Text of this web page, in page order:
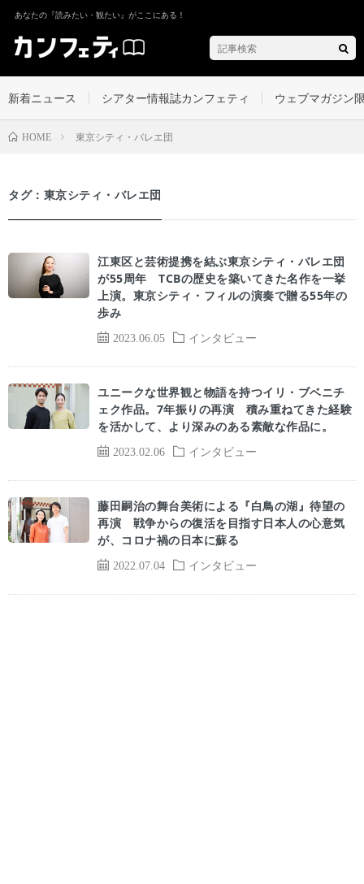
あなたの『読みたい・観たい』がここにある！
新着ニュース シアター情報誌カンフェティ ウェブマガジン
HOME 東京シティ・バレエ団
タグ：東京シティ・バレエ団
2023.06.05 インタビュー
江東区と芸術提携を結ぶ東京シティ・バレエ団
が55周年 TCBの歴史を築いてきた名作を一挙
上演。東京シティ・フィルの演奏で贈る55年の
歩み
2023.02.06 インタビュー
ユニークな世界観と物語を持つイリ・ブベニチ
ェク作品。7年振りの再演 積み重ねてきた経験
を活かして、より深みのある素敵な作品に。
2022.07.04 インタビュー
藤田嗣治の舞台美術による『白鳥の湖』待望の
再演 戦争からの復活を目指す日本人の心意気
が、コロナ禍の日本に蘇る